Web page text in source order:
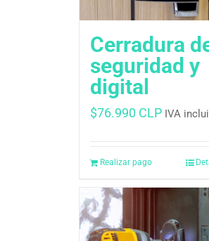
Cerradura
seguridad y
digital
$76.990 CLP IVA
Realizar pago